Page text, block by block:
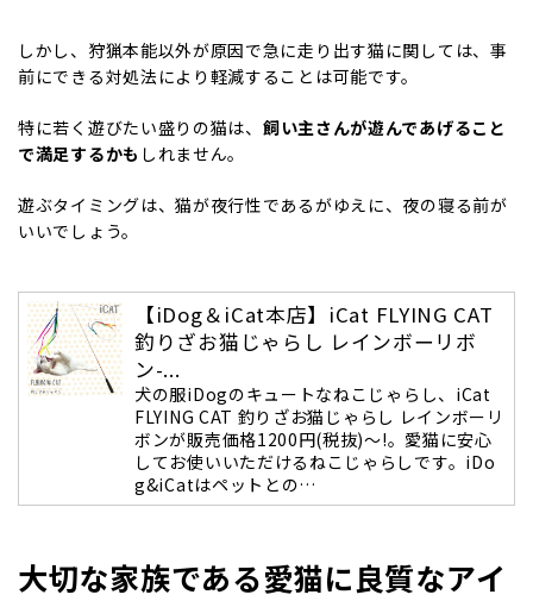
しかし、狩猟本能以外が原因で急に走り出す猫に関しては、事
前にできる対処法により軽減することは可能です。
特に若く遊びたい盛りの猫は、 飼い主さんが遊んであげること
で満足するかも しれません。
遊ぶタイミングは、猫が夜行性であるがゆえに、夜の寝る前が
いいでしょう。
【iDog＆iCat本店】iCat FLYING CAT
釣りざお猫じゃらし レインボーリボ
ン-...
犬の服iDogのキュートなねこじゃらし、iCat
FLYING CAT 釣りざお猫じゃらし レインボーリ
ボンが販売価格1200円(税抜)～!。愛猫に安心
してお使いいただけるねこじゃらしです。iDo
g&iCatはペットとの…
大切な家族である愛猫に良質なアイ